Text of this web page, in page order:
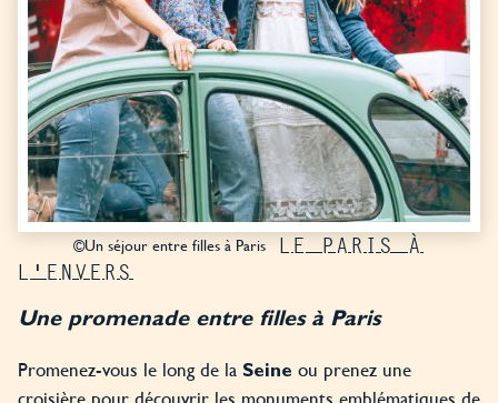
©Un séjour entre filles à Paris
LE PARIS À
L'ENVERS
Une promenade entre filles à Paris
Promenez-vous le long de la Seine ou prenez une